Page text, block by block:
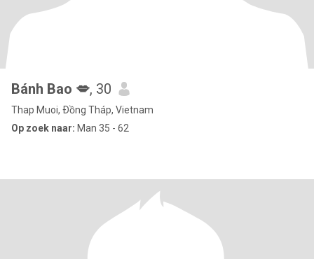
Bánh Bao 💋, 30
Thap Muoi, Ðồng Tháp, Vietnam
Op zoek naar: Man 35 - 62